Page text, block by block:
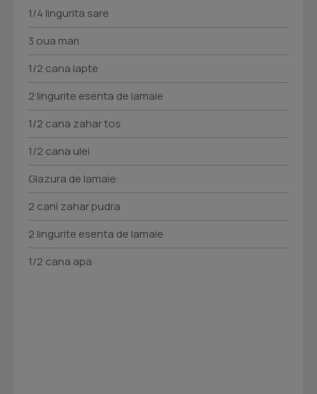
1/4 lingurita sare
3 oua mari
1/2 cana lapte
2 lingurite esenta de lamaie
1/2 cana zahar tos
1/2 cana ulei
Glazura de lamaie:
2 cani zahar pudra
2 lingurite esenta de lamaie
1/2 cana apa